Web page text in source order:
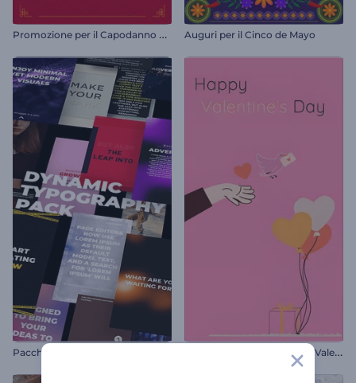
P
romozione per il Capodanno cinese Auguri per il Cinco de Mayo
Pacchetto di tipografia dinamica P
acchetto di rullini per San Valentino